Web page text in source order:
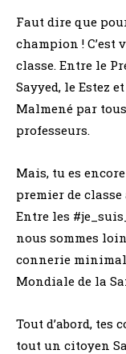
Faut dire que
champion !
classe. Entre le
Sayyed, le Estez
Malmené par
professeurs.
Mais, tu es
premier de
Entre les #
nous sommes
connerie
Mondiale de la
Tout d’abord, tes
tout un citoyen